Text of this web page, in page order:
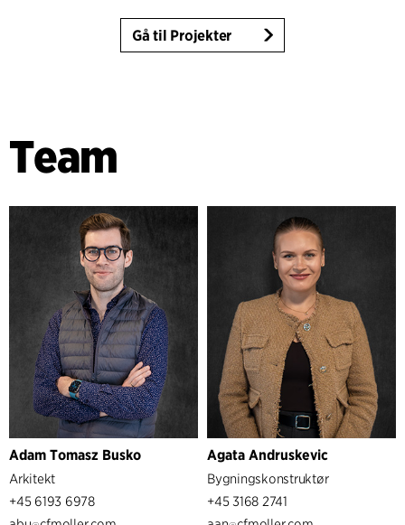
Gå til Projekter
Team
Adam Tomasz Busko
Arkitekt
+45 6193 6978
Agata Andruskevic
Bygningskonstruktør
+45 3168 2741